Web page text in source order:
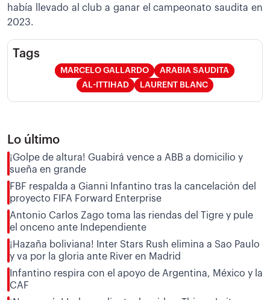
había llevado al club a ganar el campeonato saudita en
2023.
Tags
MARCELO GALLARDO
ARABIA SAUDITA
AL-ITTIHAD
LAURENT BLANC
Lo último
¡Golpe de altura! Guabirá vence a ABB a domicilio y
sueña en grande
FBF respalda a Gianni Infantino tras la cancelación del
proyecto FIFA Forward Enterprise
Antonio Carlos Zago toma las riendas del Tigre y pule
el onceno ante Independiente
¡Hazaña boliviana! Inter Stars Rush elimina a Sao Paulo
y va por la gloria ante River en Madrid
Infantino respira con el apoyo de Argentina, México y la
CAF